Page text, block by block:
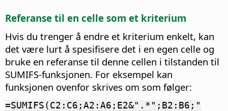
Referanse til en celle som et kriterium
Hvis du trenger å endre et kriterium enkelt, kan
det være lurt å spesifisere det i en egen celle og
bruke en referanse til denne cellen i tilstanden til
SUMIFS-funksjonen. For eksempel kan
funksjonen ovenfor skrives om som følger:
=SUMIFS(C2:C6;A2:A6;E2&".*";B2:B6;"